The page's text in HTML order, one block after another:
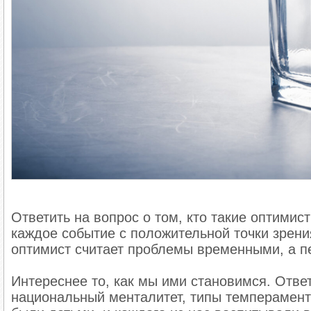
Плюсы оптимистичного взгляда
Повышаются шансы сохранить физическое и
У оптимистов на 50% ниже риск сердечно-
Ответить на вопрос о том, кто такие
каждое событие с положительной точки
оптимист считает проблемы временными, а
Интереснее то, как мы ими становимся.
национальный менталитет, типы